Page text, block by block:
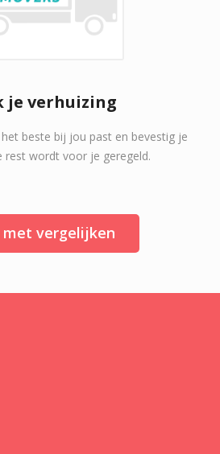
je verhuizing
beste bij jou past en bevestig je
rest wordt voor je geregeld.
vergelijken